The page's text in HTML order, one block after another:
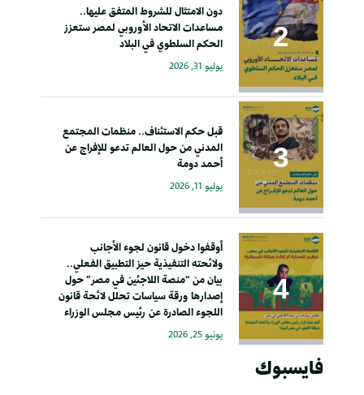
دون الامتثال للشروط المتفق عليها..
مساعدات الاتحاد الأوروبي لمصر ستعزز
الحكم السلطوي في البلاد
يوليو 31, 2026
قبل حكم الاستئناف.. منظمات المجتمع
المدني من حول العالم تدعو للإفراج عن
أحمد دومة
يوليو 11, 2026
أوقفوا دخول قانون لجوء الأجانب
ولائحته التنفيذية حيز التطبيق الفعلي..
بيان من “منصة اللاجئين في مصر” حول
إصدارها ورقة سياسات تحلل لائحة قانون
اللجوء الصادرة عن رئيس مجلس الوزراء
يونيو 25, 2026
فايسبوك